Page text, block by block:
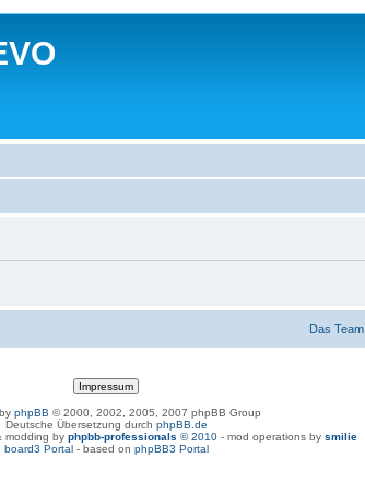
Das Team
phpBB © 2000, 2002, 2005, 2007 phpBB Group
Deutsche Übersetzung durch phpBB.de
modding by phpbb-professionals © 2010 - mod operations by smilie
board3 Portal- based on phpBB3 Portal